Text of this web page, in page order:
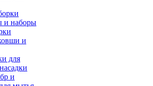
и наборы
и
для
и